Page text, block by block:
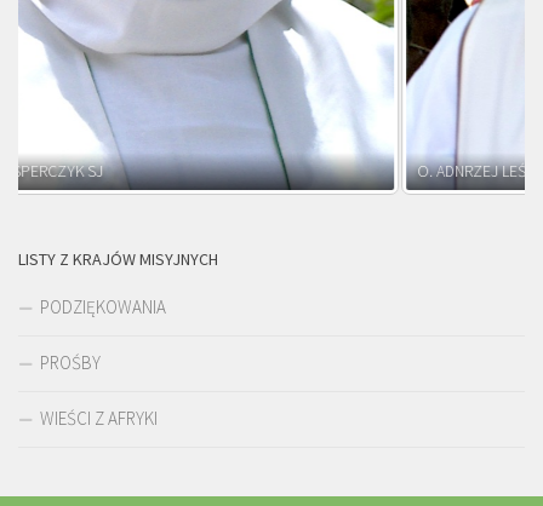
O. ADNRZEJ LEŚNIARA SJ
LISTY Z KRAJÓW MISYJNYCH
PODZIĘKOWANIA
PROŚBY
WIEŚCI Z AFRYKI